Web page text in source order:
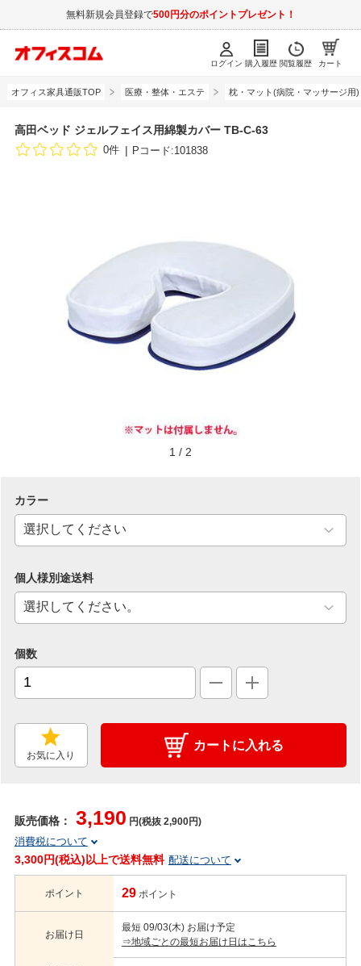
無料新規会員登録で500円分のポイントプレゼント！
ログイン 購入履歴 閲覧履歴 カート
オフィス家具通販TOP 医療・整体・エステ 枕・マット(病院・マッサージ用)
高田ベッド ジェルフェイス用綿製カバー TB-C-63
0件 Pコード:101838
1 / 2
カラー
個人様別途送料
個数
お気に入り
カートに入れる
販売価格： 3,190 円(税抜 2,900円)
消費税について
3,300円(税込)以上で送料無料 配送について
ポイント 29 ポイント
お届け日
最短 09/03(木) お届け予定
⇒地域ごとの最短お届け日はこちら